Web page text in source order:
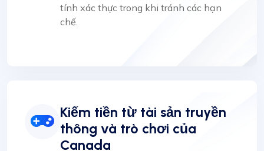
tính xác thực trong khi tránh các hạn
chế.
Kiếm tiền từ tài sản truyền
thông và trò chơi của
Canada